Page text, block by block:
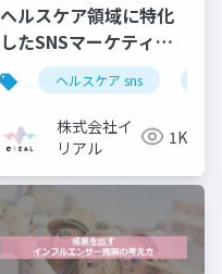
offline 販促
ヘルスケア領域に特化
したSNSマーケティン
グ運用支援ヘルスケア sns
株式会社イ
リアル
1K